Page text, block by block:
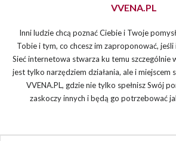
VVENA.PL
Inni ludzie chcą poznać Ciebie i Twoje
Tobie i tym, co chcesz im zaproponować,
Sieć internetowa stwarza ku temu szczególnie
jest tylko narzędziem działania, ale i miejscem
VVENA.PL, gdzie nie tylko spełnisz Swój
zaskoczy innych i będą go potrzebować